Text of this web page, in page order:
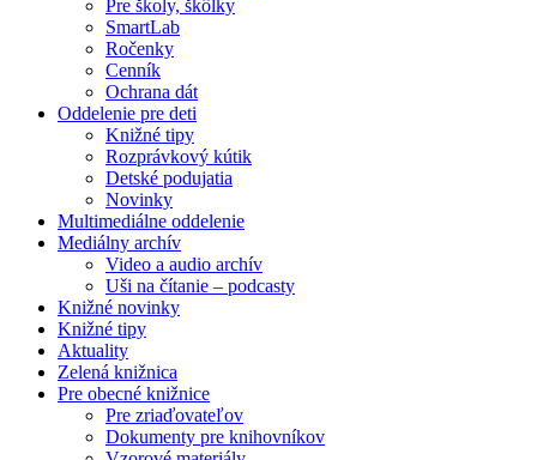
Pre školy, škôlky
SmartLab
Ročenky
Cenník
Ochrana dát
Oddelenie pre deti
Knižné tipy
Rozprávkový kútik
Detské podujatia
Novinky
Multimediálne oddelenie
Mediálny archív
Video a audio archív
Uši na čítanie – podcasty
Knižné novinky
Knižné tipy
Aktuality
Zelená knižnica
Pre obecné knižnice
Pre zriaďovateľov
Dokumenty pre knihovníkov